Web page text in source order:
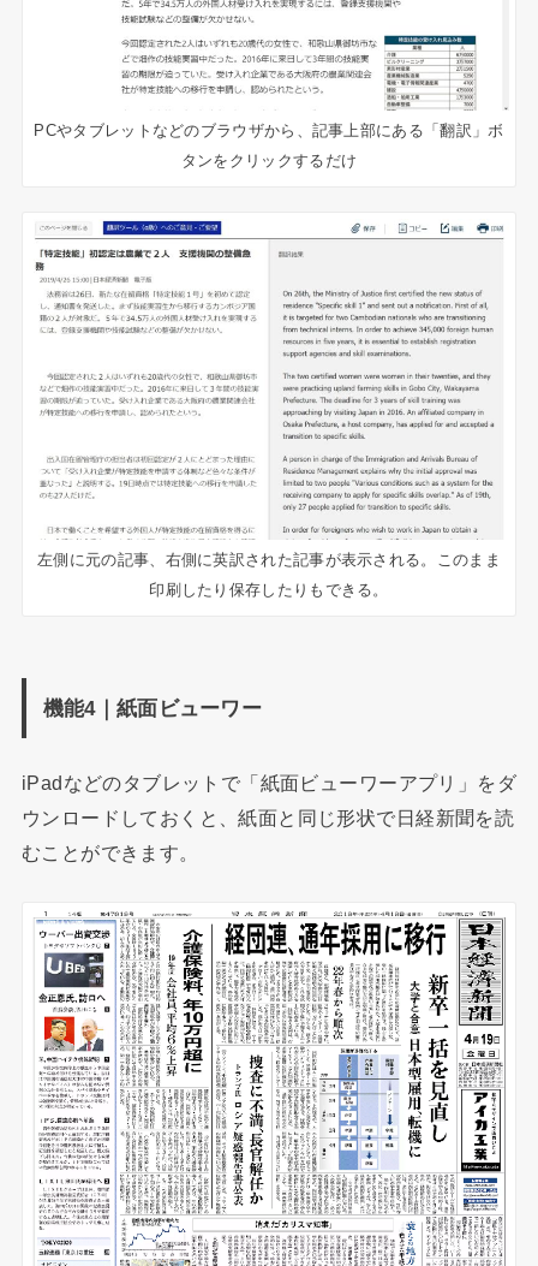
PCやタブレットなどのブラウザから、記事上部にある「翻訳」ボ
タンをクリックするだけ
左側に元の記事、右側に英訳された記事が表示される。このまま
印刷したり保存したりもできる。
機能4｜紙面ビューワー
iPadなどのタブレットで「紙面ビューワーアプリ」をダ
ウンロードしておくと、紙面と同じ形状で日経新聞を読
むことができます。